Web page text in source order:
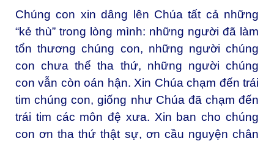
Chúng con xin dâng lên Chúa tất cả những
“kẻ thù” trong lòng mình: những người đã làm
tổn thương chúng con, những người chúng
con chưa thể tha thứ, những người chúng
con vẫn còn oán hận. Xin Chúa chạm đến trái
tim chúng con, giống như Chúa đã chạm đến
trái tim các môn đệ xưa. Xin ban cho chúng
con ơn tha thứ thật sự, ơn cầu nguyện chân